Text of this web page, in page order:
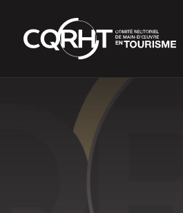
Connaissances
Informations sur le marché du